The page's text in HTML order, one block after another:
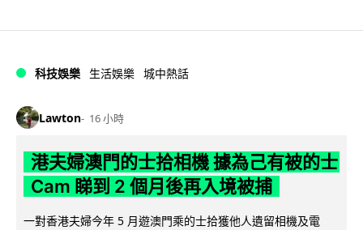
科技娛樂 生活娛樂 城中熱話
Lawton 16 小時
港夫婦澳門的士拾相機 據為己有被的士
Cam 睇到 2 個月後再入境被捕
一對香港夫婦今年 5 月遊澳門乘的士拾獲他人遺留相機及電